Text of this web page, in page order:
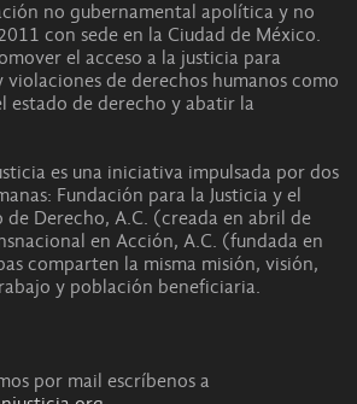
no gubernamental apolítica y no
con sede en la Ciudad de México.
el acceso a la justicia para
de derechos humanos como
estado de derecho y abatir la
es una iniciativa impulsada por dos
Fundación para la Justicia y el
de Derecho, A.C. (creada en abril de
en Acción, A.C. (fundada en
comparten la misma misión, visión,
y población beneficiaria.
por mail escríbenos a